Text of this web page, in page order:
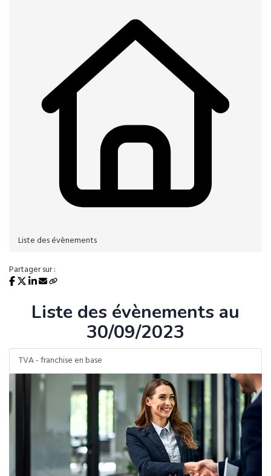
Liste des évènements
Partager sur :
Liste des évènements au
30/09/2023
TVA - franchise en base